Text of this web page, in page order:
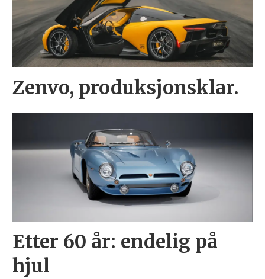
Zenvo, produksjonsklar.
Etter 60 år: endelig på
hjul